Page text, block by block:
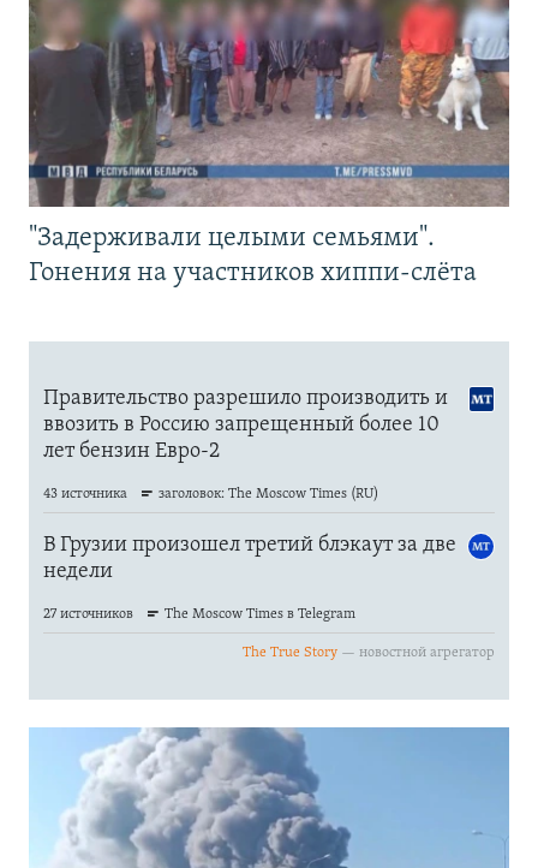
"Задерживали целыми семьями".
Гонения на участников хиппи-слёта